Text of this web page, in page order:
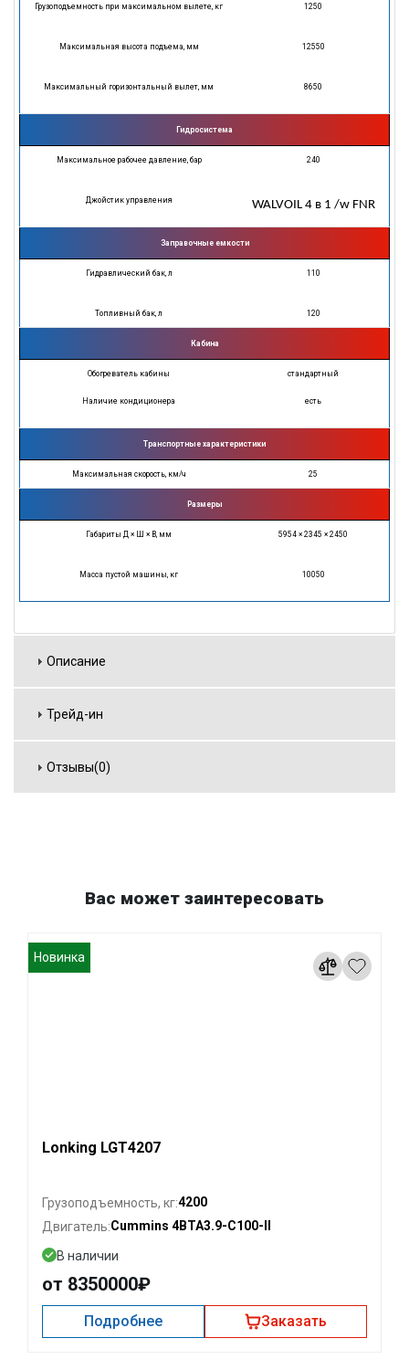
Грузоподъемность при максимальном вылете, кг 1250
Максимальная высота подъема, мм 12550
Максимальный горизонтальный вылет, мм 8650
Гидросистема
Максимальное рабочее давление, бар 240
Джойстик управления WALVOIL 4 в 1 /w FNR
Заправочные емкости
Гидравлический бак, л 110
Топливный бак, л 120
Кабина
Обогреватель кабины стандартный
Наличие кондиционера есть
Транспортные характеристики
Максимальная скорость, км/ч 25
Размеры
Габариты Д × Ш × В, мм 5954 × 2345 × 2450
Масса пустой машины, кг 10050
Описание
Трейд-ин
Отзывы(0)
Вас может заинтересовать
Новинка
Lonking LGT4207
Грузоподъемность, кг:4200
Двигатель:Cummins 4BTA3.9-C100-II
В наличии
от 8350000₽
Подробнее Заказать